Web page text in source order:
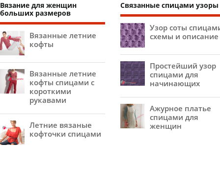
Вязание для женщин
больших размеров
Вязанные летние
кофты
Вязанные летние
кофты спицами с
короткими
рукавами
Летние вязаные
кофточки спицами
Связанные спицами узоры
Узор соты
схемы и описание
Простейший узор
спицами для
начинающих
Ажурное платье
спицами для
женщин